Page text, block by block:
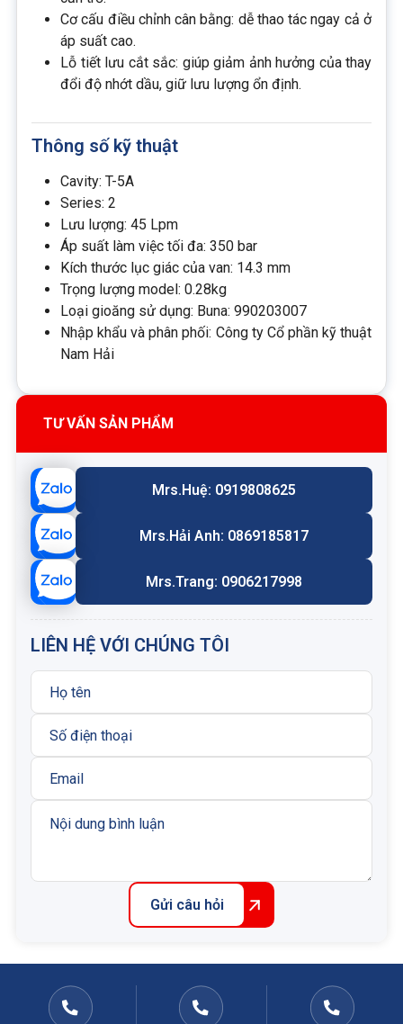
Cơ cấu điều chỉnh cân bằng: dễ thao tác ngay cả ở
áp suất cao.
Lỗ tiết lưu cắt sắc: giúp giảm ảnh hưởng của thay
đổi độ nhớt dầu, giữ lưu lượng ổn định.
Thông số kỹ thuật
Cavity: T-5A
Series: 2
Lưu lượng: 45 Lpm
Áp suất làm việc tối đa: 350 bar
Kích thước lục giác của van: 14.3 mm
Trọng lượng model: 0.28kg
Loại gioăng sử dụng: Buna: 990203007
Nhập khẩu và phân phối: Công ty Cổ phần kỹ thuật
Nam Hải
TƯ VẤN SẢN PHẨM
Mrs.Huệ: 0919808625
Mrs.Hải Anh: 0869185817
Mrs.Trang: 0906217998
LIÊN HỆ VỚI CHÚNG TÔI
Gửi câu hỏi